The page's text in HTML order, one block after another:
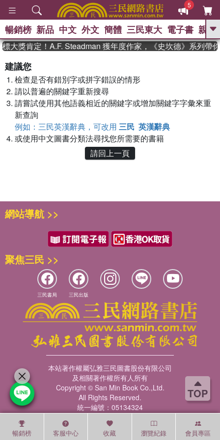
TOP
5
GO
史是一群喵 、
獎 臺灣漫遊錄
登輝時代 、 數學女孩：黎曼猜想 、
暢銷榜 新品 中文 外文 簡體 三民東大 電子書 親子
大獎肯定！A.F. Steadman 獲年度作家，《史坎德》系列帶
建議您
檢查是否有錯別字或拼字錯誤的情形
請以普遍的關鍵字重新搜尋
請嘗試使用其他語義相近的關鍵字或增加關鍵字字彙來重
新查詢
例如：三民英漢辭典，可改用 三民 英漢辭典
或使用中文圖書分類法尋找您所需要的書籍
請回上一頁
暢銷榜 客服中心 收藏 瀏覽紀錄 會員專區
網站導航 >>
聚焦三民 >>
三民書局 三民出版
本站著作權屬弘雅三民圖書股份有限公司
及相關著作權所有人所有
Copyright © San Min Book Co.,Ltd.
All Rights Reserved.
統一編號：05134324